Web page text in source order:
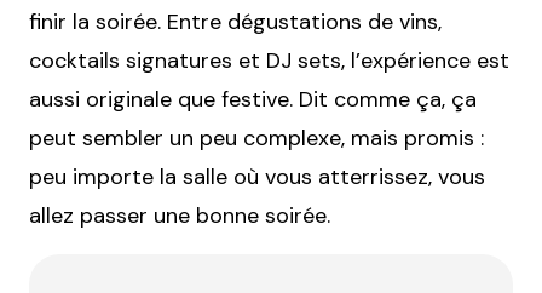
finir la soirée. Entre dégustations de vins,
cocktails signatures et DJ sets, l’expérience est
aussi originale que festive. Dit comme ça, ça
peut sembler un peu complexe, mais promis :
peu importe la salle où vous atterrissez, vous
allez passer une bonne soirée.